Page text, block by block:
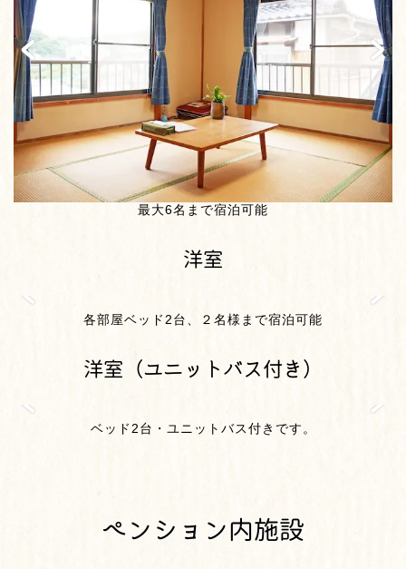
最大6名まで宿泊可能
洋室
各部屋ベッド2台、２名様まで宿泊可能
洋室（ユニットバス付き）
ベッド2台・ユニットバス付きです。
ペンション内施設